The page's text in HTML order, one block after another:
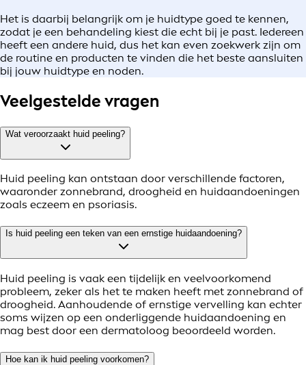
Het is daarbij belangrijk om je huidtype goed te kennen,
zodat je een behandeling kiest die echt bij je past. Iedereen
heeft een andere huid, dus het kan even zoekwerk zijn om
de routine en producten te vinden die het beste aansluiten
bij jouw huidtype en noden.
Veelgestelde vragen
Wat veroorzaakt huid peeling?
Huid peeling kan ontstaan door verschillende factoren,
waaronder zonnebrand, droogheid en huidaandoeningen
zoals eczeem en psoriasis.
Is huid peeling een teken van een ernstige huidaandoening?
Huid peeling is vaak een tijdelijk en veelvoorkomend
probleem, zeker als het te maken heeft met zonnebrand of
droogheid. Aanhoudende of ernstige vervelling kan echter
soms wijzen op een onderliggende huidaandoening en
mag best door een dermatoloog beoordeeld worden.
Hoe kan ik huid peeling voorkomen?